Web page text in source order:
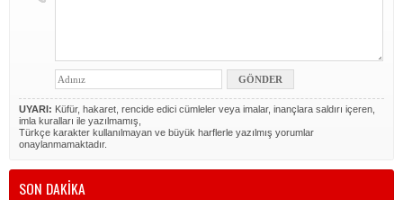
UYARI: Küfür, hakaret, rencide edici cümleler veya imalar, inançlara saldırı içeren,
imla kuralları ile yazılmamış,
Türkçe karakter kullanılmayan ve büyük harflerle yazılmış yorumlar
onaylanmamaktadır.
SON DAKİKA